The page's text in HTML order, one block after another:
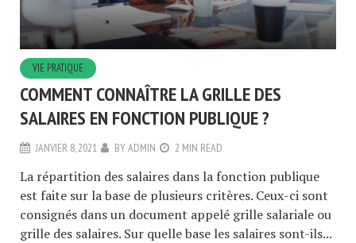
VIE PRATIQUE
COMMENT CONNAÎTRE LA GRILLE DES
SALAIRES EN FONCTION PUBLIQUE ?
JANVIER 8, 2021 BYADMIN 2 MIN READ
La répartition des salaires dans la fonction publique
est faite sur la base de plusieurs critères. Ceux-ci sont
consignés dans un document appelé grille salariale ou
grille des salaires. Sur quelle base les salaires sont-ils...